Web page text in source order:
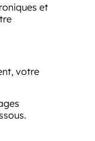
et
votre